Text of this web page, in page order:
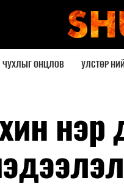
ЧУХЛЫГ ОНЦЛОВ УЛСТӨР